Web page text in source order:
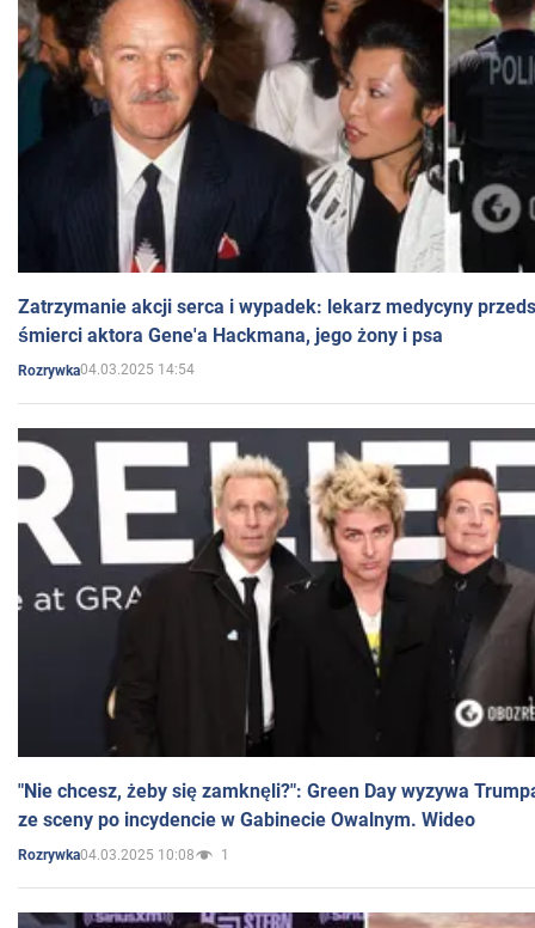
Zatrzymanie akcji serca i wypadek: lekarz medycyny
śmierci aktora Gene'a Hackmana, jego żony i psa
Rozrywka04.03.2025 14:54
"Nie chcesz, żeby się zamknęli?": Green Day wyzywa
ze sceny po incydencie w Gabinecie Owalnym. Wideo
Rozrywka04.03.2025 10:08 1